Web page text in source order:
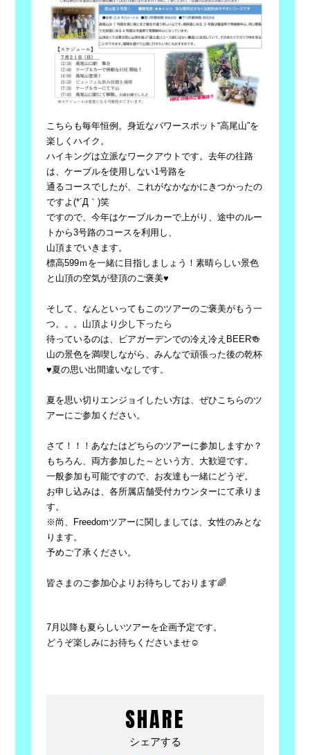
こちらも毎年恒例。身近なパワースポット“高尾山”を
楽しくハイク。
ハイキングは立派なワークアウトです。去年の往路
は、ケーブルを使用しない1号路を
通るコースでしたが、これがなかなかにきつかったの
ですよ(*´Д｀)笑
ですので、今年はケーブルカーで上がり、途中のルー
トから3号路のコースを利用し、
山頂までいきます。
標高599ｍを一緒に目指しましょう！素晴らしい景色
と山頂の空気が登頂のご褒美♥
そして、なんといってもこのツアーのご褒美がもう一
つ。。。山頂より少し下ったら
待っているのは、ビアガーデンでの冷え冷えBEER🍻
山の景色を満喫しながら、みんなで頑張った後の乾杯
♥夏の思い出間違いなしです。
夏を思い切りエンジョイしたい方は、ぜひこちらのツ
アーにご参加ください。
さて！！！あなたはどちらのツアーに参加しますか？
もちろん、両方参加した～という方、大歓迎です。
一般参加も可能ですので、お友達も一緒にどうぞ。
お申し込みは、各所属店舗受付カウンターにて承りま
す。
※尚、Freedomツアーに関しましては、女性のみとな
ります。
予めご了承ください。
皆さまのご参加心よりお待ちしております🌈
7月以降も夏らしいツアーを企画予定です。
どうぞ楽しみにお待ちくださいませ☺
SHARE
シェアする